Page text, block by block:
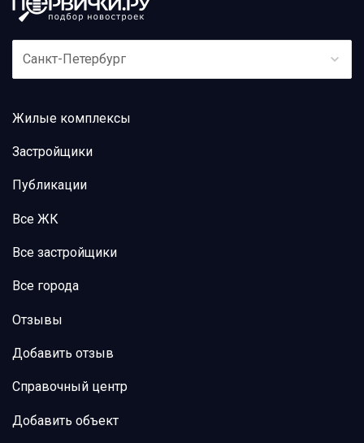
Санкт-Петербург
Жилые комплексы
Застройщики
Публикации
Все ЖК
Все застройщики
Все города
Отзывы
Добавить отзыв
Справочный центр
Добавить объект